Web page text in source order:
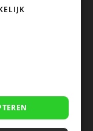
Btw: